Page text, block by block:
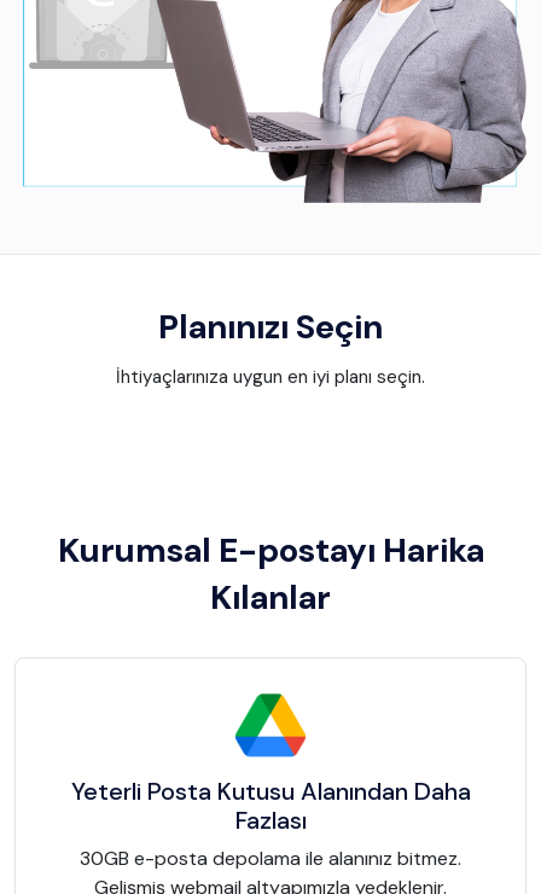
Planınızı Seçin
İhtiyaçlarınıza uygun en iyi planı seçin.
Kurumsal E-postayı Harika
Kılanlar
Yeterli Posta Kutusu Alanından Daha
Fazlası
30GB e-posta depolama ile alanınız bitmez.
Gelişmiş webmail altyapımızla yedeklenir.